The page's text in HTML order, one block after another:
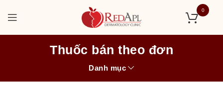
0
Thuốc bán theo đơn
Danh mục